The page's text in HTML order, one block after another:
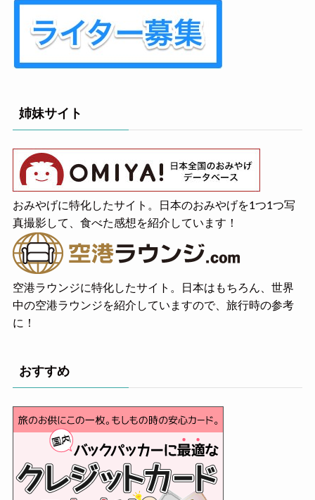
姉妹サイト
おみやげに特化したサイト。日本のおみやげを1つ1つ写
真撮影して、食べた感想を紹介しています！
空港ラウンジに特化したサイト。日本はもちろん、世界
中の空港ラウンジを紹介していますので、旅行時の参考
に！
おすすめ